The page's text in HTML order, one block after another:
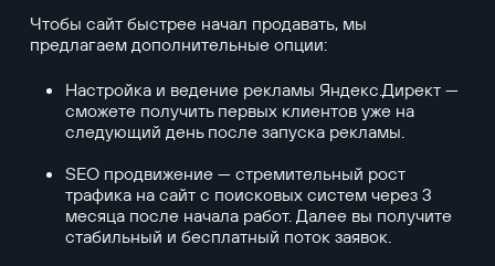
Чтобы сайт быстрее начал продавать, мы
предлагаем дополнительные опции:
Настройка и ведение рекламы Яндекс.Директ —
сможете получить первых клиентов уже на
следующий день после запуска рекламы.
SEO продвижение — стремительный рост
трафика на сайт с поисковых систем через 3
месяца после начала работ. Далее вы получите
стабильный и бесплатный поток заявок.